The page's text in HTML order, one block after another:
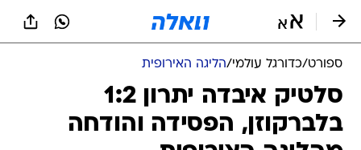
ספורט/כדורגל עולמי/הליגה האירופית
סלטיק איבדה יתרון 1:2
בלברקוזן, הפסידה והודחה